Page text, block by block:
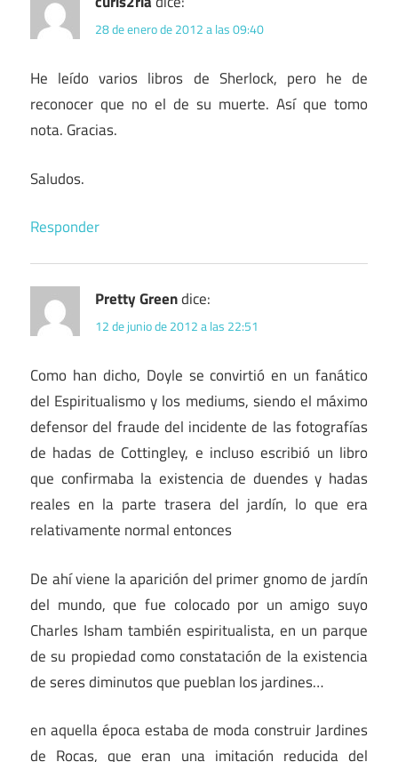
28 de enero de 2012 a las 09:40
He leído varios libros de Sherlock, pero he de
reconocer que no el de su muerte. Así que tomo
nota. Gracias.
Saludos.
Responder
Pretty Greendice:
12 de junio de 2012 a las 22:51
Como han dicho, Doyle se convirtió en un fanático
del Espiritualismo y los mediums, siendo el máximo
defensor del fraude del incidente de las fotografías
de hadas de Cottingley, e incluso escribió un libro
que confirmaba la existencia de duendes y hadas
reales en la parte trasera del jardín, lo que era
relativamente normal entonces
De ahí viene la aparición del primer gnomo de jardín
del mundo, que fue colocado por un amigo suyo
Charles Isham también espiritualista, en un parque
de su propiedad como constatación de la existencia
de seres diminutos que pueblan los jardines…
en aquella época estaba de moda construir Jardines
de Rocas, que eran una imitación reducida del